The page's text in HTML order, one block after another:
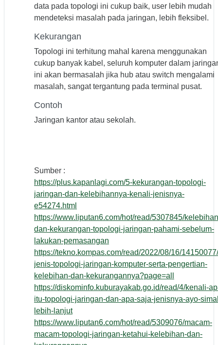
data pada topologi ini cukup baik, user lebih mudah
mendeteksi masalah pada jaringan, lebih fleksibel.
Kekurangan
Topologi ini terhitung mahal karena menggunakan
cukup banyak kabel, seluruh komputer dalam
ini akan bermasalah jika hub atau switch mengalami
masalah, sangat tergantung pada terminal pusat.
Contoh
Jaringan kantor atau sekolah.
Sumber :
https://plus.kapanlagi.com/5-kekurangan-topologi-
jaringan-dan-kelebihannya-kenali-jenisnya-
e54274.html
https://www.liputan6.com/hot/read/5307845/
dan-kekurangan-topologi-jaringan-pahami-sebelum-
lakukan-pemasangan
https://tekno.kompas.com/read/2022/08/16/
jenis-topologi-jaringan-komputer-serta-pengertian-
kelebihan-dan-kekurangannya?page=all
https://diskominfo.kuburayakab.go.id/read/4/kenali-
itu-topologi-jaringan-dan-apa-saja-jenisnya-ayo-
lebih-lanjut
https://www.liputan6.com/hot/read/5309076/macam-
macam-topologi-jaringan-ketahui-kelebihan-dan-